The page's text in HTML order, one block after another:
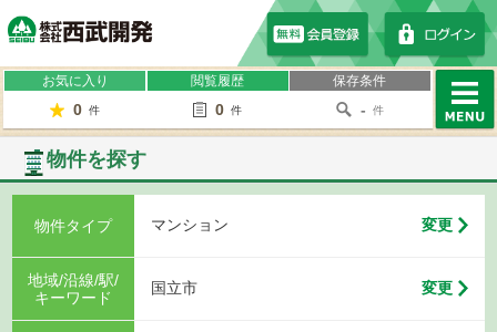
お気に入り
0 件
閲覧履歴
0 件
保存条件
- 件
物件を探す
物件タイプ マンション 変更
地域/沿線/駅/
キーワード
国立市 変更